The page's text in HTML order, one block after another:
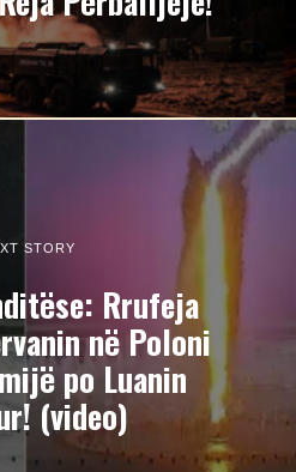
STORY
Rrufeja
në Poloni
po Luanin
(video)